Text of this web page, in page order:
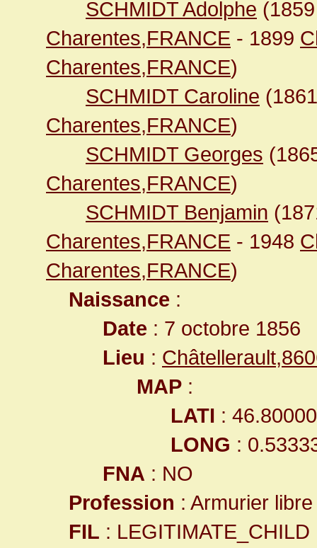
SCHMIDT Adolphe
Charentes,FRANCE - 1899
Charentes,FRANCE)
SCHMIDT Caroline
Charentes,FRANCE)
SCHMIDT Georges
Charentes,FRANCE)
SCHMIDT Benjamin
Charentes,FRANCE - 1948
Charentes,FRANCE)
Naissance :
Date : 7 octobre 1856
Lieu :
MAP :
LATI :
LONG :
FNA : NO
Profession : Armurier
FIL : LEGITIMATE_CHILD